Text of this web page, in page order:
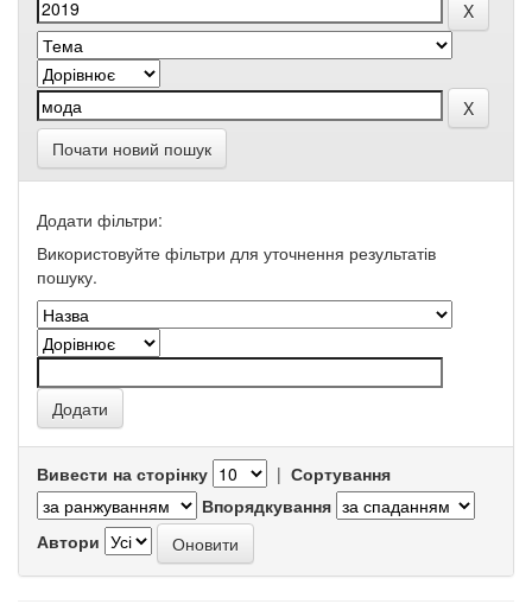
Почати новий пошук
Додати фільтри:
Використовуйте фільтри для уточнення результатів
пошуку.
Вивести на сторінку | Сортування
Впорядкування
Автори